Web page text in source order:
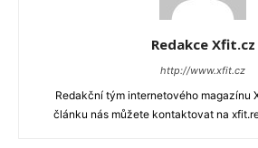
Redakce Xfit.cz
http://www.xfit.cz
Redakční tým internetového magazínu
článku nás můžete kontaktovat na